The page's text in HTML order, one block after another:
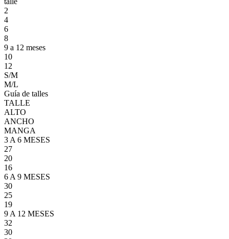
2
4
6
8
9 a 12 meses
10
12
S/M
M/L
Guía de talles
TALLE
ALTO
ANCHO
MANGA
3 A 6 MESES
27
20
16
6 A 9 MESES
30
25
19
9 A 12 MESES
32
30